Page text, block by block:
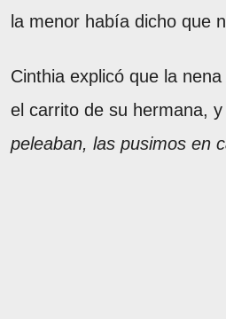
la menor había dicho que
Cinthia explicó que la
el carrito de su hermana, y
peleaban, las pusimos en